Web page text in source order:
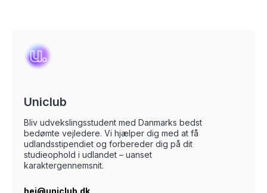
Uniclub
Bliv udvekslingsstudent med Danmarks bedst
bedømte vejledere. Vi hjælper dig med at få
udlandsstipendiet og forbereder dig på dit
studieophold i udlandet – uanset
karaktergennemsnit.
hej@uniclub.dk